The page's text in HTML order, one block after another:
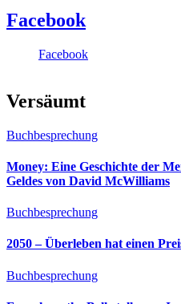
Facebook
Facebook
Versäumt
Buchbesprechung
Money: Eine Geschichte der
Geldes von David McWilliams
Buchbesprechung
2050 – Überleben hat einen
Buchbesprechung